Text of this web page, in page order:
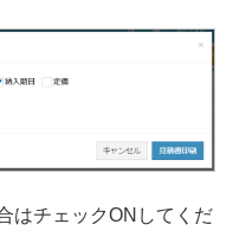
はチェックONしてくだ